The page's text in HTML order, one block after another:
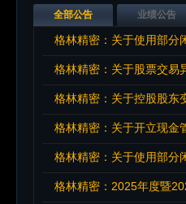
全部公告 业绩公告
格林精密：关于使用部分
格林精密：关于股票交易
格林精密：关于控股股东
格林精密：关于开立现金
格林精密：关于使用部分
格林精密：2025年度暨